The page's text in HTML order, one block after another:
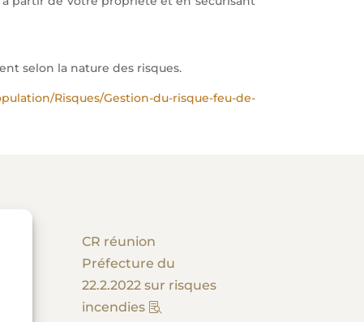
selon la nature des risques.
Risques/Gestion-du-risque-feu-de-
CR réunion
Préfecture du
22.2.2022 sur risques
incendies